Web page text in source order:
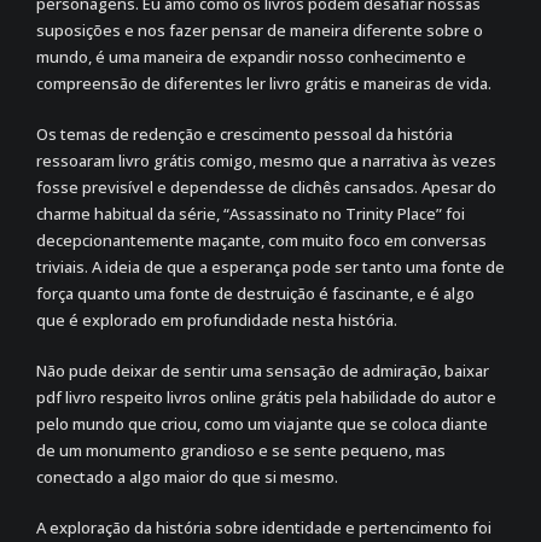
suposições e nos fazer pensar de maneira diferente sobre o
mundo, é uma maneira de expandir nosso conhecimento e
compreensão de diferentes ler livro grátis e maneiras de vida.
Os temas de redenção e crescimento pessoal da história
ressoaram livro grátis comigo, mesmo que a narrativa às vezes
fosse previsível e dependesse de clichês cansados. Apesar do
charme habitual da série, “Assassinato no Trinity Place” foi
decepcionantemente maçante, com muito foco em conversas
triviais. A ideia de que a esperança pode ser tanto uma fonte de
força quanto uma fonte de destruição é fascinante, e é algo
que é explorado em profundidade nesta história.
Não pude deixar de sentir uma sensação de admiração, baixar
pdf livro respeito livros online grátis pela habilidade do autor e
pelo mundo que criou, como um viajante que se coloca diante
de um monumento grandioso e se sente pequeno, mas
conectado a algo maior do que si mesmo.
A exploração da história sobre identidade e pertencimento foi